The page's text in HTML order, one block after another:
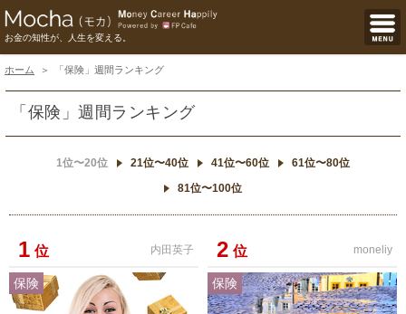
お金の知性が、人生を変える。
ホーム 「保険」週間ランキング
「保険」週間ランキング
1位〜20位 21位〜40位 41位〜60位
61位〜80位
81位〜100位
1 位
保険
内田英子 2 位
保険
moneliy